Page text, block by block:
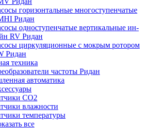
горизонтальные многоступенчатые
Ридан
одноступенчатые вертикальные ин-
RV Ридан
циркуляционные с мокрым ротором
Ридан
техника
частоты Ридан
автоматика
CO2
влажности
температуры
все